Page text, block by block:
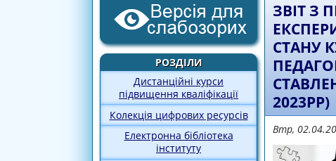
РОЗДІЛИ
Дистанційні курси
підвищення кваліфікації
Колекція цифрових ресурсів
Електронна бібліотека
інституту
ЗВІТ З
СТАНУ
2023РР)
Втр,